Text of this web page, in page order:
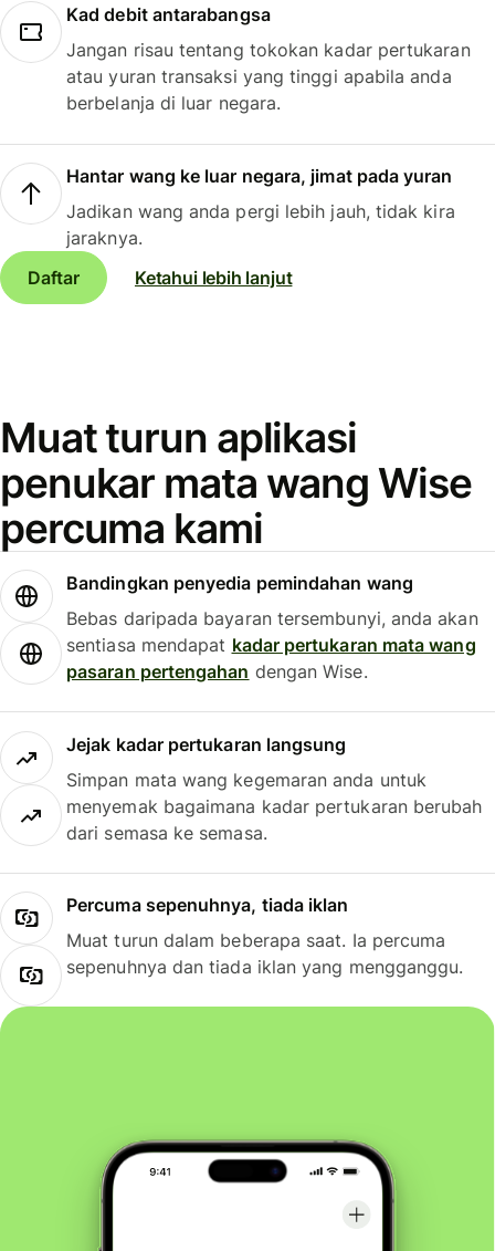
Kad debit antarabangsa
Jangan risau tentang tokokan kadar pertukaran
atau yuran transaksi yang tinggi apabila anda
berbelanja di luar negara.
Hantar wang ke luar negara, jimat pada yuran
Jadikan wang anda pergi lebih jauh, tidak kira
jaraknya.
Daftar
Ketahui lebih lanjut
Muat turun aplikasi
penukar mata wang Wise
percuma kami
Bandingkan penyedia pemindahan wang
Bebas daripada bayaran tersembunyi, anda akan
sentiasa mendapat kadar pertukaran mata wang
pasaran pertengahan dengan Wise.
Jejak kadar pertukaran langsung
Simpan mata wang kegemaran anda untuk
menyemak bagaimana kadar pertukaran berubah
dari semasa ke semasa.
Percuma sepenuhnya, tiada iklan
Muat turun dalam beberapa saat. Ia percuma
sepenuhnya dan tiada iklan yang mengganggu.